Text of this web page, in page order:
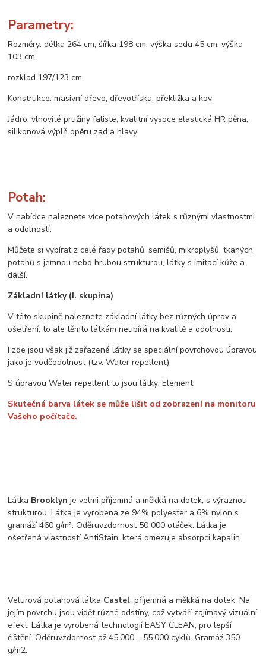
Parametry:
Rozměry: délka 264 cm, šířka 198 cm, výška sedu 45 cm, výška
103 cm,
rozklad 197/123 cm
Konstrukce: masivní dřevo, dřevotříska, překližka a kov
Jádro: vlnovité pružiny faliste, kvalitní vysoce elastická HR pěna,
silikonová výplň opěru zad a hlavy
Potah:
V nabídce naleznete více potahových látek s různými vlastnostmi
a odolností.
Můžete si vybírat z celé řady potahů, semišů, mikroplyšů, tkaných
potahů s jemnou nebo hrubou strukturou, látky s imitací kůže a
další.
Základní látky (I. skupina)
V této skupině naleznete základní látky bez různých úprav a
ošetření, to ale těmto látkám neubírá na kvalitě a odolnosti.
I zde jsou však již zařazené látky se speciální povrchovou úpravou
jako je voděodolnost (tzv. Water repellent).
S úpravou Water repellent to jsou látky: Element
Skutečná barva látek se může lišit od zobrazení na monitoru
Vašeho počítače.
Látka Brooklyn je velmi příjemná a měkká na dotek, s výraznou
strukturou. Látka je vyrobena ze 94% polyester a 6% nylon s
gramáží 460 g/m². Oděruvzdornost 50 000 otáček. Látka je
ošetřená vlastností AntiStain, která omezuje absorpci kapalin.
Velurová potahová látka Castel, příjemná a měkká na dotek. Na
jejím povrchu jsou vidět různé odstíny, což vytváří zajímavý vizuální
efekt. Látka je vyrobená technologií EASY CLEAN, pro lepší
čištění. Oděruvzdornost až 45.000 – 55.000 cyklů. Gramáž 350
g/m2.